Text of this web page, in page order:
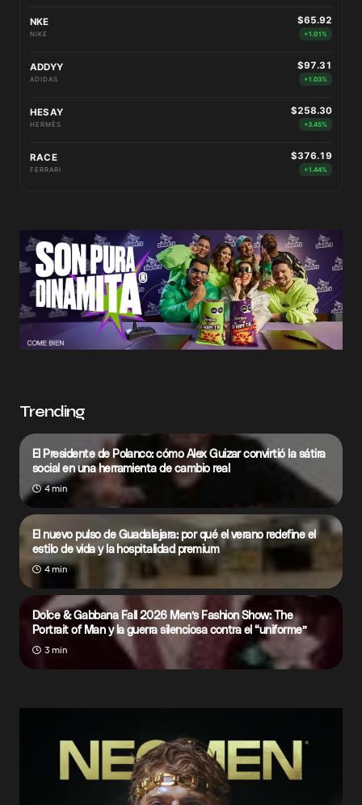
NKE
NIKE
$65.92
+1.01%
ADDYY
ADIDAS
$97.31
+1.03%
HESAY
HERMÈS
$258.30
+3.45%
RACE
FERRARI
$376.19
+1.44%
Trending
El Presidente de Polanco: cómo Alex Guizar convirtió la sátira
social en una herramienta de cambio real
4 min
El nuevo pulso de Guadalajara: por qué el verano redefine el
estilo de vida y la hospitalidad premium
4 min
Dolce & Gabbana Fall 2026 Men’s Fashion Show: The
Portrait of Man y la guerra silenciosa contra el “uniforme”
3 min